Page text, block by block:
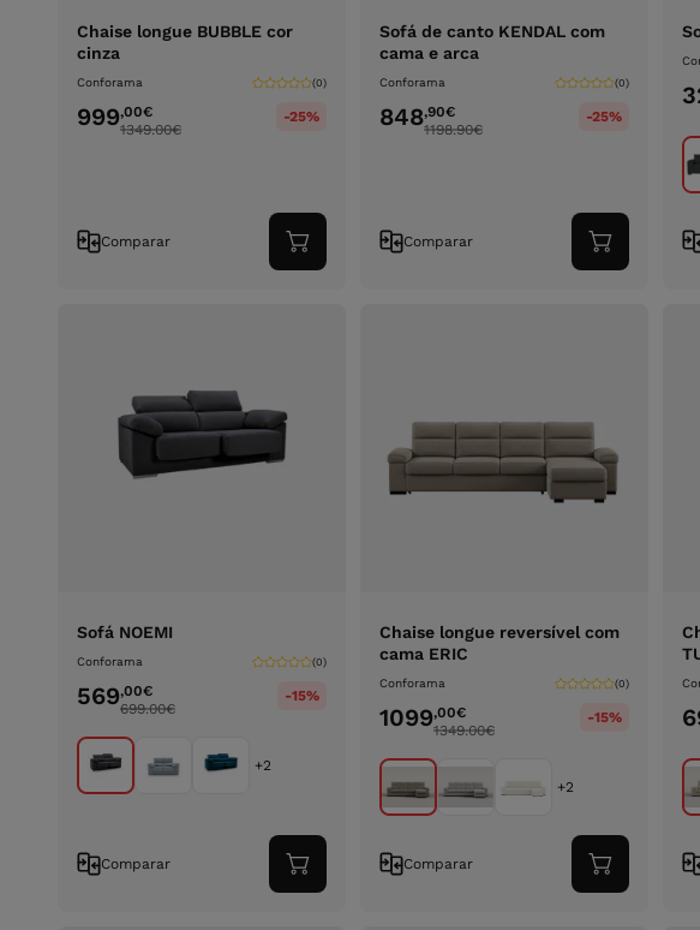
Chaise longue BUBBLE cor
cinza
Conforama (0)
999,00€
1349.00€
-25%
Comparar
Adicionar
ao
Sofá de canto KENDAL com
cama e arca
Conforama (0)
848,90€
1198.90€
-25%
Comparar
Adicionar
ao
Sofá NOEMI
Conforama (0)
569,00€
699.00€
-15%
+2
Comparar
Adicionar
ao
Chaise longue reversível com
cama ERIC
Conforama (0)
1099,00€
1349.00€
-15%
+2
Comparar
Adicionar
ao